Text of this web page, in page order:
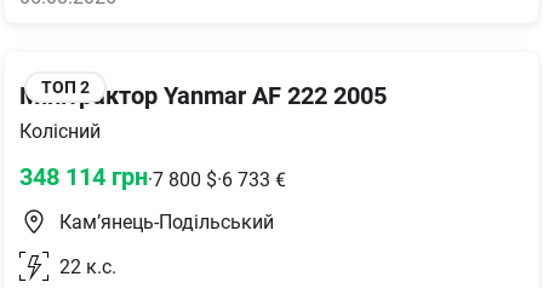
ТОП 2
Мінітрактор Yanmar AF 222 2005
Колісний
348 114 грн·7 800 $·6 733 €
Кам’янець-Подільський
22 к.с.